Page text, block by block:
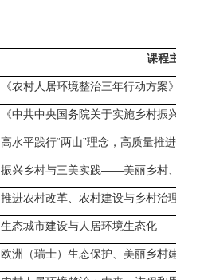
课程主题
《农村人居环境整治三年行动方案》解
《中共中央国务院关于实施乡村振兴战
高水平践行“两山”理念，高质量推进“千
振兴乡村与三美实践——美丽乡村、美
推进农村改革、农村建设与乡村治理
生态城市建设与人居环境生态化——基
欧洲（瑞士）生态保护、美丽乡村建设